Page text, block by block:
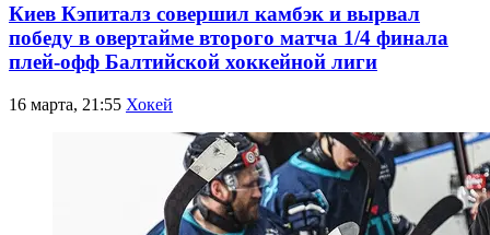
Киев Кэпиталз совершил камбэк и вырвал
победу в овертайме второго матча 1/4 финала
плей-офф Балтийской хоккейной лиги
16 марта, 21:55 Хокей